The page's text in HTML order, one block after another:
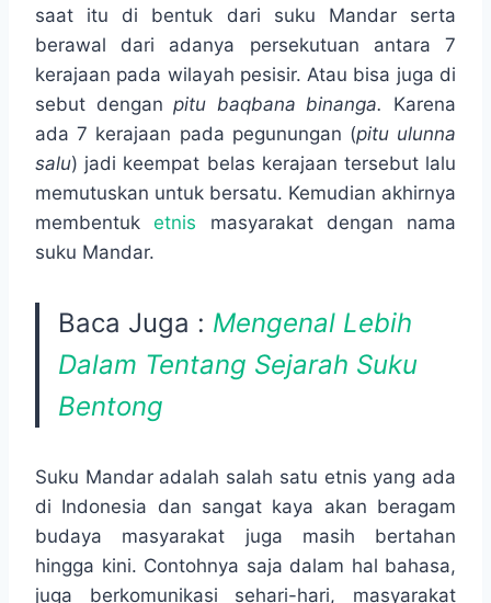
saat itu di bentuk dari suku Mandar serta
berawal dari adanya persekutuan antara 7
kerajaan pada wilayah pesisir. Atau bisa juga di
sebut denganpitu baqbana binanga. Karena
ada 7 kerajaan pada pegunungan (pitu ulunna
salu) jadi keempat belas kerajaan tersebut lalu
memutuskan untuk bersatu. Kemudian akhirnya
membentuketnis masyarakat dengan nama
suku Mandar.
Baca Juga : Mengenal Lebih
Dalam Tentang Sejarah Suku
Bentong
Suku Mandar adalah salah satu etnis yang ada
di Indonesia dan sangat kaya akan beragam
budaya masyarakat juga masih bertahan
hingga kini. Contohnya saja dalam hal bahasa,
juga berkomunikasi sehari-hari, masyarakat